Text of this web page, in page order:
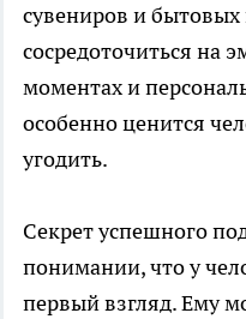
сувениров и бытовых
сосредоточиться на
моментах и
особенно ценится
угодить.
Секрет успешного
понимании, что у
первый взгляд. Ему